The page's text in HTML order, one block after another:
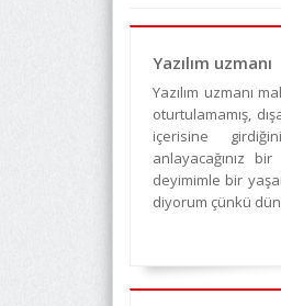
Yazılım uzmanı
Yazılım uzmanı
oturtulamamış,
içerisine
anlayacağınız
deyimimle bir
diyorum çünkü